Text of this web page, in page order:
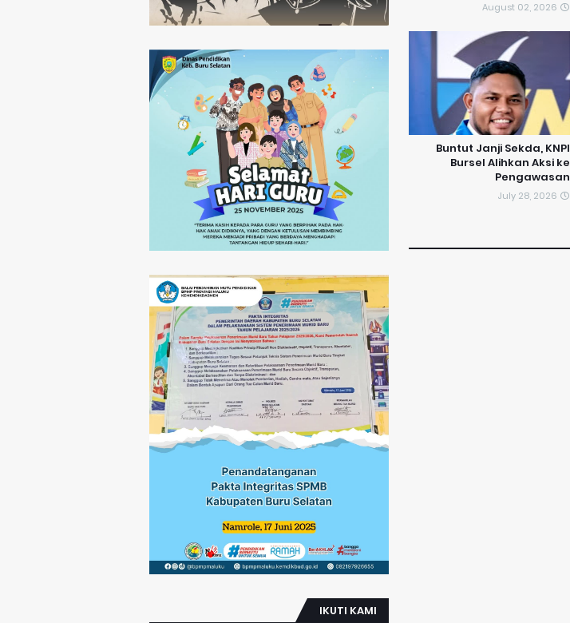
August 02, 2026
​Buntut Janji Sekda, KNPI
Bursel Alihkan Aksi ke
Pengawasan
July 28, 2026
IKUTI KAMI